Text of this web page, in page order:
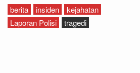
berita insiden
kejahatan
Laporan Polisi
tragedi